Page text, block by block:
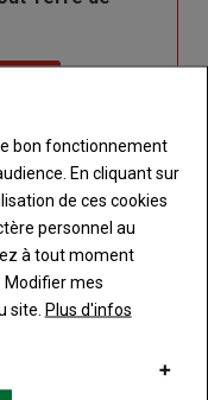
bon fonctionnement
En cliquant sur
de ces cookies
personnel au
à tout moment
Modifier mes
site. Plus d'infos